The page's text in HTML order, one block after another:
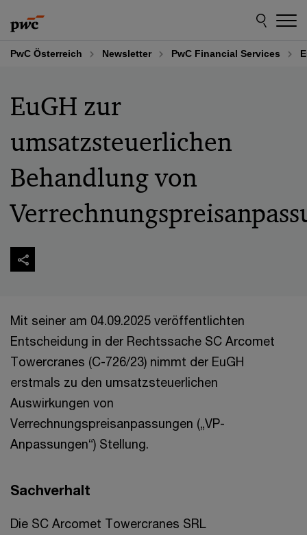
to
content
to
footer
PwC Österreich Newsletter PwC Financial Services
EuGH zur
umsatzsteuerlichen
Behandlung von
Mit seiner am 04.09.2025 veröffentlichten
Entscheidung in der Rechtssache SC Arcomet
Towercranes (C-726/23) nimmt der EuGH
erstmals zu den umsatzsteuerlichen
Auswirkungen von
Verrechnungspreisanpassungen („VP-
Anpassungen“) Stellung.
Sachverhalt
Die SC Arcomet Towercranes SRL